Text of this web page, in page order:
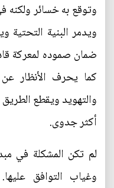
وتوقع به خسائر ولكنه
ويدمر البنية
ضمان صموده لمعركة
كما يحرف الأنظار
والتهويد ويقطع
أكثر جدوى.
لم تكن المشكلة في
وغياب التوافق